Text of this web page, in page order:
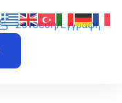
Σύνδεση/Εγγραφή